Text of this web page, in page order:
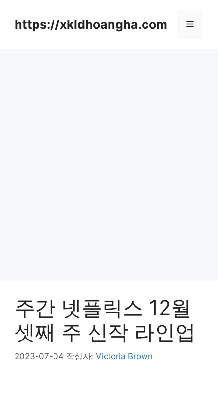
https://xkldhoangha.com 메
주간 넷플릭스 12월
셋째 주 신작 라인업
2023-07-04 작성자: Victoria Brown